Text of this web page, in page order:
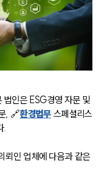
법인은 ESG경영 자문 및
, 🔗환경법무 스페셜리스
.
뢰인 업체에 다음과 같은